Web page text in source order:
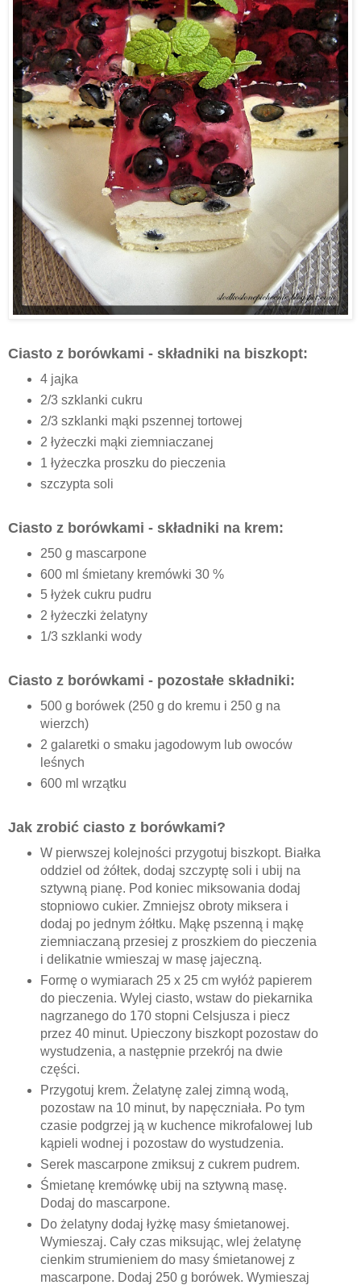
Ciasto z borówkami - składniki na biszkopt:
4 jajka
2/3 szklanki cukru
2/3 szklanki mąki pszennej tortowej
2 łyżeczki mąki ziemniaczanej
1 łyżeczka proszku do pieczenia
szczypta soli
Ciasto z borówkami - składniki na krem:
250 g mascarpone
600 ml śmietany kremówki 30 %
5 łyżek cukru pudru
2 łyżeczki żelatyny
1/3 szklanki wody
Ciasto z borówkami - pozostałe składniki:
500 g borówek (250 g do kremu i 250 g na
wierzch)
2 galaretki o smaku jagodowym lub owoców
leśnych
600 ml wrzątku
Jak zrobić ciasto z borówkami?
W pierwszej kolejności przygotuj biszkopt. Białka
oddziel od żółtek, dodaj szczyptę soli i ubij na
sztywną pianę. Pod koniec miksowania dodaj
stopniowo cukier. Zmniejsz obroty miksera i
dodaj po jednym żółtku. Mąkę pszenną i mąkę
ziemniaczaną przesiej z proszkiem do pieczenia
i delikatnie wmieszaj w masę jajeczną.
Formę o wymiarach 25 x 25 cm wyłóż papierem
do pieczenia. Wylej ciasto, wstaw do piekarnika
nagrzanego do 170 stopni Celsjusza i piecz
przez 40 minut. Upieczony biszkopt pozostaw do
wystudzenia, a następnie przekrój na dwie
części.
Przygotuj krem. Żelatynę zalej zimną wodą,
pozostaw na 10 minut, by napęczniała. Po tym
czasie podgrzej ją w kuchence mikrofalowej lub
kąpieli wodnej i pozostaw do wystudzenia.
Serek mascarpone zmiksuj z cukrem pudrem.
Śmietanę kremówkę ubij na sztywną masę.
Dodaj do mascarpone.
Do żelatyny dodaj łyżkę masy śmietanowej.
Wymieszaj. Cały czas miksując, wlej żelatynę
cienkim strumieniem do masy śmietanowej z
mascarpone. Dodaj 250 g borówek. Wymieszaj